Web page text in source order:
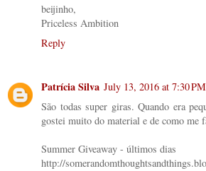
beijinho,
Priceless Ambition
Reply
Patrícia Silva July 13, 2016 at 7:30 PM
São todas super giras. Quando era
gostei muito do material e de como me
Summer Giveaway - últimos dias
http://